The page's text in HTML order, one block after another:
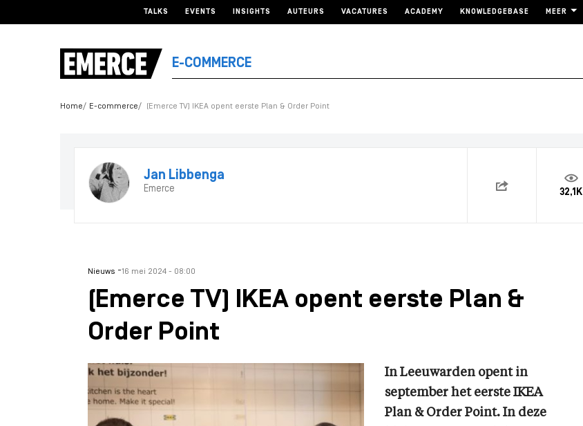
TALKS EVENTS INSIGHTS AUTEURS VACATURES ACADEMY KNOWLEDGEBASE MEER
E-COMMERCE
Home E-commerce (Emerce TV) IKEA opent eerste Plan & Order Point
Jan Libbenga
Emerce 32,1K
Nieuws -16 mei 2024 - 08:00
(Emerce TV) IKEA opent eerste Plan &
Order Point
In Leeuwarden opent in
september het eerste IKEA
Plan & Order Point. In deze